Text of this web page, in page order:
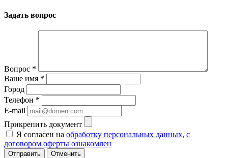
Задать вопрос
Вопрос *
Ваше имя *
Город
Телефон *
E-mail
Прикрепить документ
Я согласен на обработку персональных данных, с
договором оферты ознакомлен
Отменить